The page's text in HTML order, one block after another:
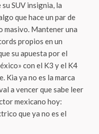
SUV insignia, la
que hace un par de
masivo. Mantener una
propios en un
su apuesta por el
con el K3 y el K4
Kia ya no es la marca
a vencer que sabe leer
mexicano hoy:
que ya no es el